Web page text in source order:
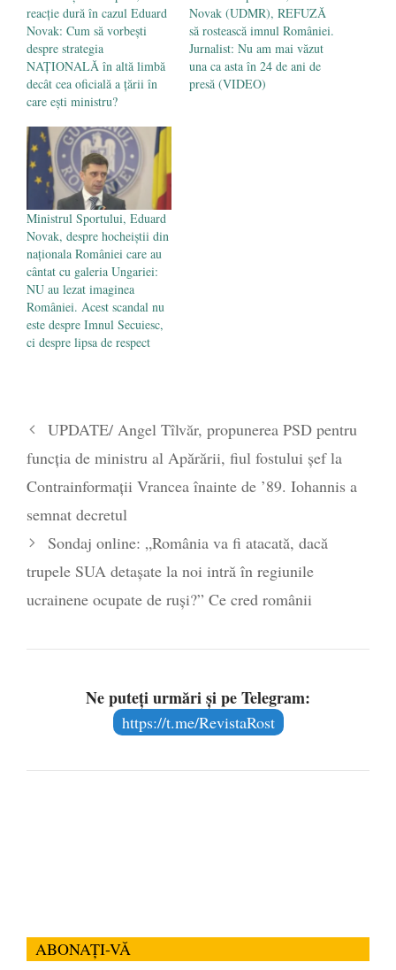
reacție dură în cazul Eduard
Novak: Cum să vorbești
despre strategia
NAȚIONALĂ în altă limbă
decât cea oficială a țării în
care ești ministru?
Novak (UDMR), REFUZĂ
să rostească imnul României.
Jurnalist: Nu am mai văzut
una ca asta în 24 de ani de
presă (VIDEO)
Ministrul Sportului, Eduard
Novak, despre hocheiștii din
naționala României care au
cântat cu galeria Ungariei:
NU au lezat imaginea
României. Acest scandal nu
este despre Imnul Secuiesc,
ci despre lipsa de respect
UPDATE/ Angel Tîlvăr, propunerea PSD pentru
funcţia de ministru al Apărării, fiul fostului șef la
Contrainformații Vrancea înainte de ’89. Iohannis a
semnat decretul
Sondaj online: „România va fi atacată, dacă
trupele SUA detașate la noi intră în regiunile
ucrainene ocupate de ruși?” Ce cred românii
Ne puteți urmări și pe Telegram:
https://t.me/RevistaRost
ABONAȚI-VĂ